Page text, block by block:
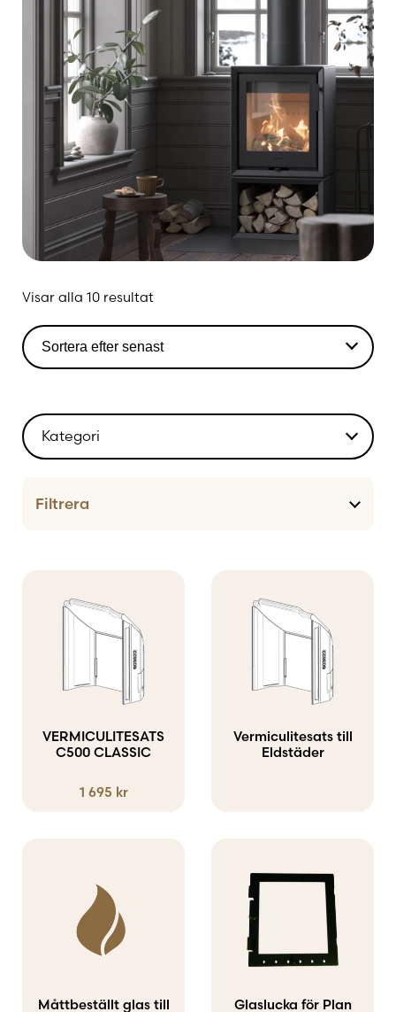
Utforska vårt sortiment idag och ge din
eldstad den omsorg den förtjänar med
Kaminbutikens reservdelar!
Visar alla 10 resultatSortera
Kategori
Inredning och redskap
Tillbehör
Filtrera
VERMICULITESATS
C500 CLASSIC
1 695 kr
Vermiculitesats till
Eldstäder
Måttbeställt glas till
Glaslucka för Plan